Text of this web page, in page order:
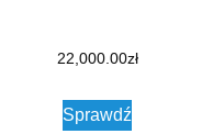
22,000.00zł
Sprawdź